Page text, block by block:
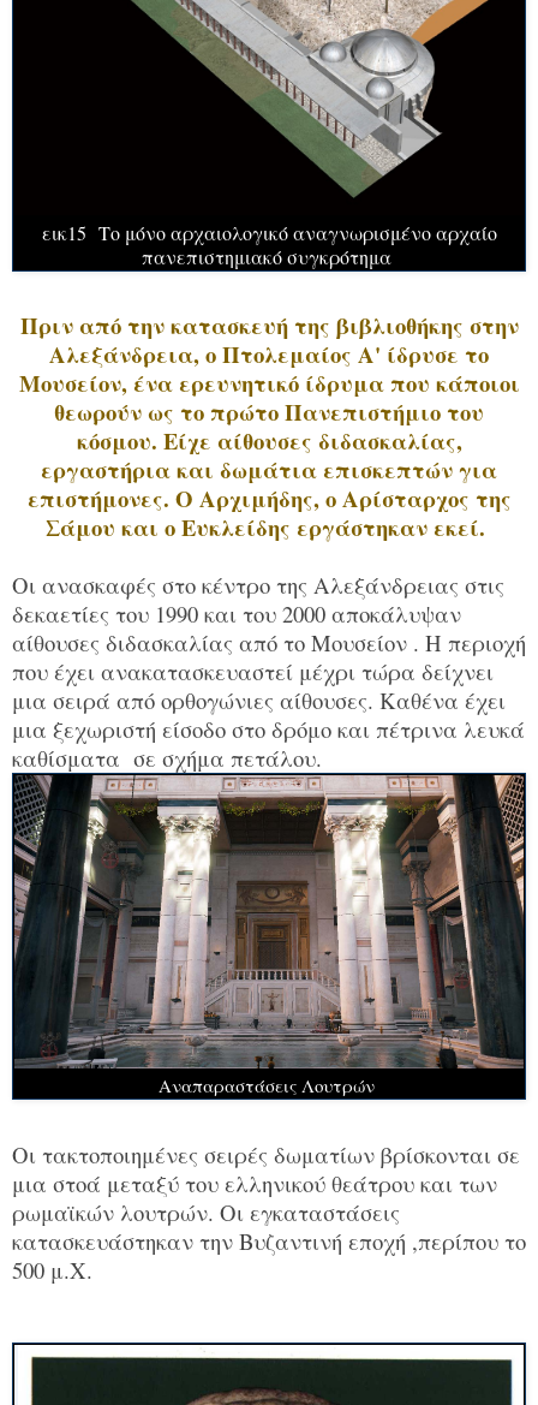
εικ15 Το μόνο αρχαιολογικό αναγνωρισμένο αρχαίο
πανεπιστημιακό συγκρότημα
Πριν από την κατασκευή της βιβλιοθήκης στην
Αλεξάνδρεια, ο Πτολεμαίος Α' ίδρυσε το
Μουσείον, ένα ερευνητικό ίδρυμα που κάποιοι
θεωρούν ως το πρώτο Πανεπιστήμιο του
κόσμου. Είχε αίθουσες διδασκαλίας,
εργαστήρια και δωμάτια επισκεπτών για
επιστήμονες. Ο Αρχιμήδης, ο Αρίσταρχος της
Σάμου και ο Ευκλείδης εργάστηκαν εκεί.
Οι ανασκαφές στο κέντρο της Αλεξάνδρειας στις
δεκαετίες του 1990 και του 2000 αποκάλυψαν
αίθουσες διδασκαλίας από το Μουσείον . Η περιοχή
που έχει ανακατασκευαστεί μέχρι τώρα δείχνει
μια σειρά από ορθογώνιες αίθουσες. Καθένα έχει
μια ξεχωριστή είσοδο στο δρόμο και πέτρινα λευκά
καθίσματα σε σχήμα πετάλου.
Αναπαραστάσεις Λουτρών
Οι τακτοποιημένες σειρές δωματίων βρίσκονται σε
μια στοά μεταξύ του ελληνικού θεάτρου και των
ρωμαϊκών λουτρών. Οι εγκαταστάσεις
κατασκευάστηκαν την Βυζαντινή εποχή ,περίπου το
500 μ.Χ.